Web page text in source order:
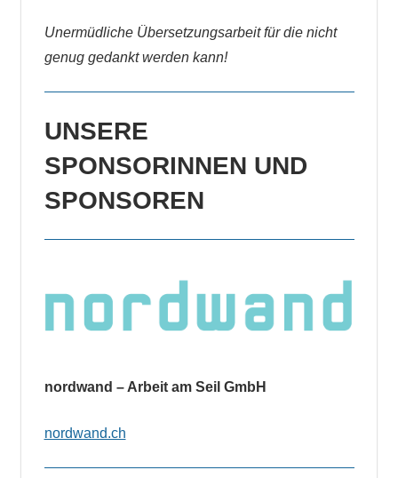
Unermüdliche Übersetzungsarbeit für die nicht
genug gedankt werden kann!
UNSERE
SPONSORINNEN UND
SPONSOREN
nordwand – Arbeit am Seil GmbH
nordwand.ch